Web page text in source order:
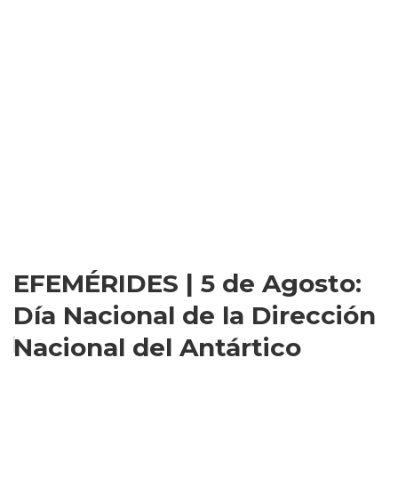
EFEMÉRIDES | 5 de Agosto:
Día Nacional de la Dirección
Nacional del Antártico